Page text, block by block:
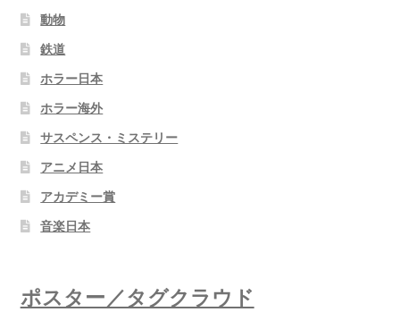
動物
鉄道
ホラー日本
ホラー海外
サスペンス・ミステリー
アニメ日本
アカデミー賞
音楽日本
ポスター／タグクラウド